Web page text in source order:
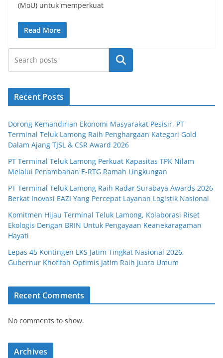
(MoU) untuk memperkuat
Read More
Search
Recent Posts
Dorong Kemandirian Ekonomi Masyarakat Pesisir, PT
Terminal Teluk Lamong Raih Penghargaan Kategori Gold
Dalam Ajang TJSL & CSR Award 2026
PT Terminal Teluk Lamong Perkuat Kapasitas TPK Nilam
Melalui Penambahan E-RTG Ramah Lingkungan
PT Terminal Teluk Lamong Raih Radar Surabaya Awards 2026
Berkat Inovasi EAZI Yang Percepat Layanan Logistik Nasional
Komitmen Hijau Terminal Teluk Lamong, Kolaborasi Riset
Ekologis Dengan BRIN Untuk Pengayaan Keanekaragaman
Hayati
Lepas 45 Kontingen LKS Jatim Tingkat Nasional 2026,
Gubernur Khofifah Optimis Jatim Raih Juara Umum
Recent Comments
No comments to show.
Archives